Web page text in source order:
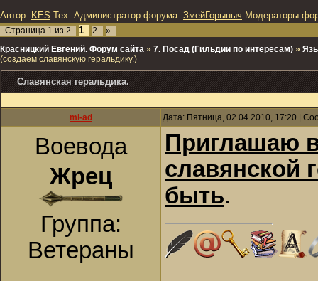
Автор: KES Тех. Администратор форума: ЗмейГорыныч Модераторы
Страница 1 из 2 1 2
»
Красницкий Евгений. Форум сайта » 7. Посад (Гильдии по интересам) »
(создаем славянскую геральдику.)
Славянская геральдика.
ml-ad Дата: Пятница, 02.04.2010, 17:20 |
Воевода
Жрец
Группа:
Ветераны
Приглашаю
славянской
быть.